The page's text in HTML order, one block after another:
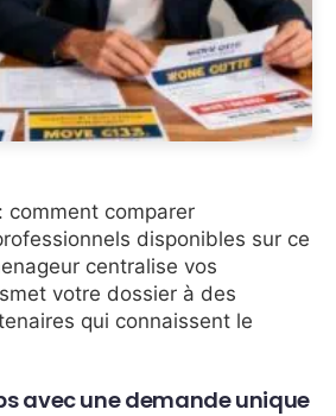
comment comparer
disponibles sur ce
centralise vos
votre dossier à des
qui connaissent le
avec une demande unique